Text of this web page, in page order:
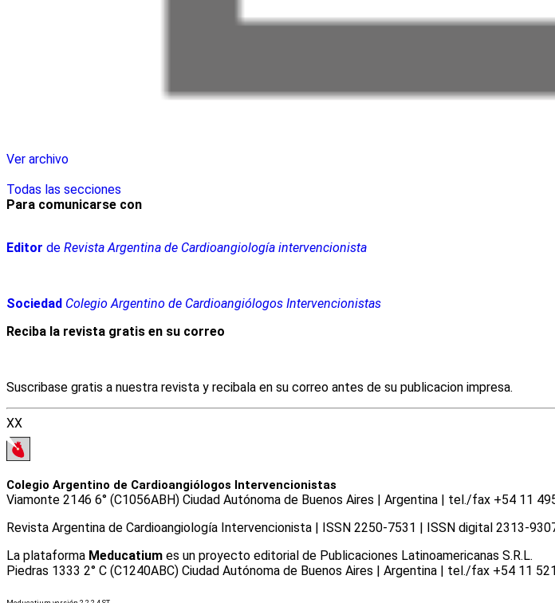
Ver archivo
Todas las secciones
Para comunicarse con
Editor de Revista Argentina de Cardioangiología intervencionista
Sociedad Colegio Argentino de Cardioangiólogos Intervencionistas
Reciba la revista gratis en su correo
Suscribase gratis a nuestra revista y recibala en su correo antes de su publicacion impresa.
XX
Colegio Argentino de Cardioangiólogos Intervencionistas
Viamonte 2146 6° (C1056ABH) Ciudad Autónoma de Buenos Aires | Argentina | tel./fax +54 11
Revista Argentina de Cardioangiologí­a Intervencionista | ISSN 2250-7531 | ISSN digital 2313-
La plataforma Meducatium es un proyecto editorial de Publicaciones Latinoamericanas S.R.L.
Piedras 1333 2° C (C1240ABC) Ciudad Autónoma de Buenos Aires | Argentina | tel./fax +54 11